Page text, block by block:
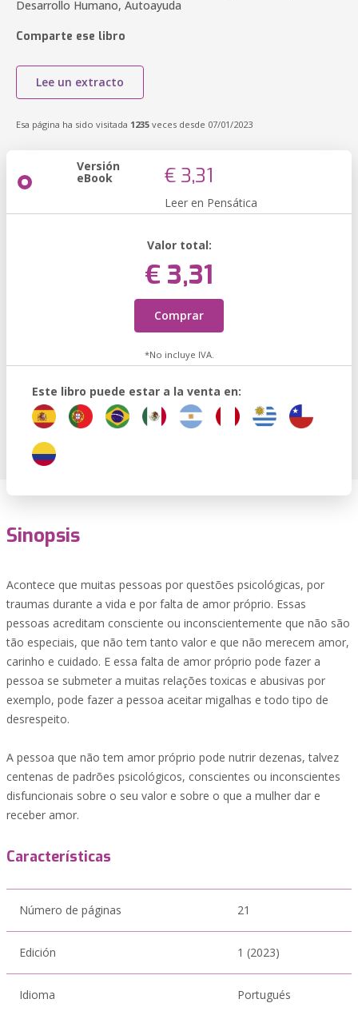
Desarrollo Humano, Autoayuda
Comparte ese libro
Lee un extracto
Esa página ha sido visitada 1235 veces desde 07/01/2023
Versión
eBook € 3,31
Leer en Pensática
Valor total:
€ 3,31
Comprar
*No incluye IVA.
Este libro puede estar a la venta en:
Sinopsis
Acontece que muitas pessoas por questões psicológicas, por
traumas durante a vida e por falta de amor próprio. Essas
pessoas acreditam consciente ou inconscientemente que não são
tão especiais, que não tem tanto valor e que não merecem amor,
carinho e cuidado. E essa falta de amor próprio pode fazer a
pessoa se submeter a muitas relações toxicas e abusivas por
exemplo, pode fazer a pessoa aceitar migalhas e todo tipo de
desrespeito.
A pessoa que não tem amor próprio pode nutrir dezenas, talvez
centenas de padrões psicológicos, conscientes ou inconscientes
disfuncionais sobre o seu valor e sobre o que a mulher dar e
receber amor.
Características
Número de páginas 21
Edición 1 (2023)
Idioma Portugués